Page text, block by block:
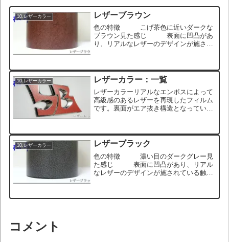
10.レザーカラー レザーブラウン
色の特徴 こげ茶色に近いダークな
ブラウン見た感じ 表面に凹凸があ
り、リアルなレザーのデザインが施され
に近い質感 ロール状のサンプル画像
メッキエンブレムに貼った...
10.レザーカラー レザーカラー：一覧
レザーカラーリアルなエンボスによって
高級感のあるレザーを再現したフィルム
です。裏面がエア抜き構造となっている
も長持ち、メンテナンスも水拭きだけで
大丈夫という高級フィルム...
10.レザーカラー レザーブラック
色の特徴 濃い目のダークグレー見
た感じ 表面に凹凸があり、リアル
なレザーのデザインが施されている触り
感 ロール状のサンプル画像 メッキエ
コメント